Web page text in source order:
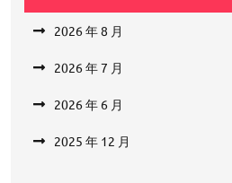
2026 年 8 月
2026 年 7 月
2026 年 6 月
2025 年 12 月